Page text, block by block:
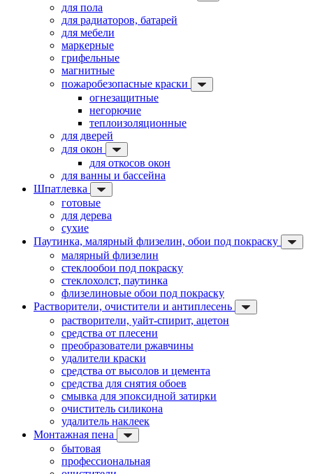
для пола
для радиаторов, батарей
для мебели
маркерные
грифельные
магнитные
пожаробезопасные краски
огнезащитные
негорючие
теплоизоляционные
для дверей
для окон
для откосов окон
для ванны и бассейна
Шпатлевка
готовые
для дерева
сухие
Паутинка, малярный флизелин, обои под покраску
малярный флизелин
стеклообои под покраску
стеклохолст, паутинка
флизелиновые обои под покраску
Растворители, очистители и антиплесень
растворители, уайт-спирит, ацетон
средства от плесени
преобразователи ржавчины
удалители краски
средства от высолов и цемента
средства для снятия обоев
смывка для эпоксидной затирки
очиститель силикона
удалитель наклеек
Монтажная пена
бытовая
профессиональная